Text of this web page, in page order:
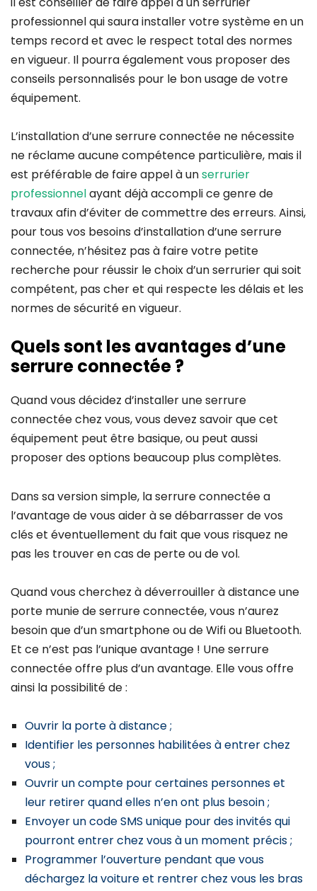
professionnel qui saura installer votre système en un
temps record et avec le respect total des normes
en vigueur. Il pourra également vous proposer des
conseils personnalisés pour le bon usage de votre
équipement.
L’installation d’une serrure connectée ne nécessite
ne réclame aucune compétence particulière, mais il
est préférable de faire appel à unserrurier
professionnelayant déjà accompli ce genre de
travaux afin d’éviter de commettre des erreurs. Ainsi,
pour tous vos besoins d’installation d’une serrure
connectée, n’hésitez pas à faire votre petite
recherche pour réussir le choix d’un serrurier qui soit
compétent, pas cher et qui respecte les délais et les
normes de sécurité en vigueur.
Quels sont les avantages d’une
serrure connectée ?
Quand vous décidez d’installer une serrure
connectée chez vous, vous devez savoir que cet
équipement peut être basique, ou peut aussi
proposer des options beaucoup plus complètes.
Dans sa version simple, la serrure connectée a
l’avantage de vous aider à se débarrasser de vos
clés et éventuellement du fait que vous risquez ne
pas les trouver en cas de perte ou de vol.
Quand vous cherchez à déverrouiller à distance une
porte munie de serrure connectée, vous n’aurez
besoin que d’un smartphone ou de Wifi ou Bluetooth.
Et ce n’est pas l’unique avantage ! Une serrure
connectée offre plus d’un avantage. Elle vous offre
ainsi la possibilité de :
Ouvrir la porte à distance ;
Identifier les personnes habilitées à entrer chez
vous ;
Ouvrir un compte pour certaines personnes et
leur retirer quand elles n’en ont plus besoin ;
Envoyer un code SMS unique pour des invités qui
pourront entrer chez vous à un moment précis ;
Programmer l’ouverture pendant que vous
déchargez la voiture et rentrer chez vous les bras